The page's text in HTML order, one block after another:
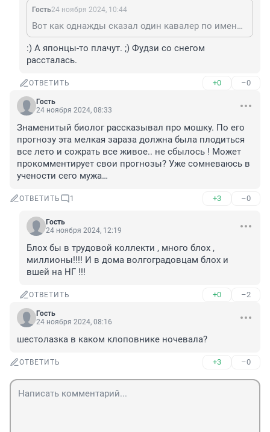
Гость24 ноября 2024, 10:44
Вот как однажды сказал один кавалер по имени Максим даме, которая продавала разливное пиво в ларьке: Как может берег с волною расстаться? Или гора Фудзи со снегом? Видела меня вчера — Увидишь сегодня и завтра. Как может солнце с лучами расстаться? Услышав это, все, кто был у ларька, заплакали, и так хороши были эти стихи, что других стихов в очереди уже не читали. (С)
:) А японцы-то плачут. ;) Фудзи со снегом
рассталась.
ОТВЕТИТЬ +0 –0
Гость
24 ноября 2024, 08:33
Знаменитый биолог рассказывал про мошку. По его
прогнозу эта мелкая зараза должна была плодиться
все лето и сожрать все живое.. не сбылось ! Может
прокомментирует свои прогнозы? Уже сомневаюсь в
учености сего мужа…
ОТВЕТИТЬ 1 +3 –0
Гость
24 ноября 2024, 12:19
Блох бы в трудовой коллекти , много блох ,
миллионы!!!! И в дома волгоградовцам блох и
вшей на НГ !!!
ОТВЕТИТЬ +0 –2
Гость
24 ноября 2024, 08:16
шестолазка в каком клоповнике ночевала?
ОТВЕТИТЬ +3 –0